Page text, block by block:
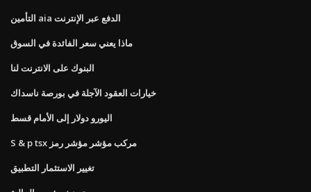
التأمين aia الدفع عبر الإنترنت
ماذا يعني سعر الفائدة في السوق
البنوك على الانترنت لنا
خيارات العقود الآجلة في بورصة ناسداك
اليورو دولار إلى الأمام قسط
S & p tsx مركب مؤشر مؤشر رمز
تغيير الاستثمار التطبيق